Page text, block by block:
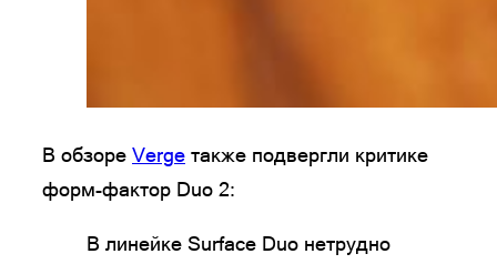
В обзоре Verge также подвергли критике
форм-фактор Duo 2:
В линейке Surface Duo нетрудно